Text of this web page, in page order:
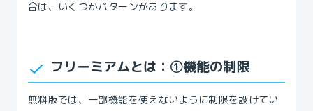
合は、いくつかパターンがあります。
フリーミアムとは：①機能の制限
無料版では、一部機能を使えないように制限を設けてい